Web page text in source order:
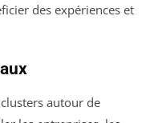
des expériences et
autour de